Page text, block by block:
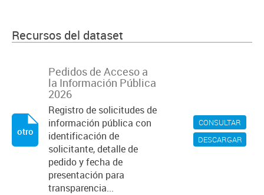
Recursos del dataset
CONSULTAR
DESCARGAR
Pedidos de Acceso a
la Información Pública
2026
Registro de solicitudes de
información pública con
identificación de
solicitante, detalle de
pedido y fecha de
presentación para
transparencia...
otro